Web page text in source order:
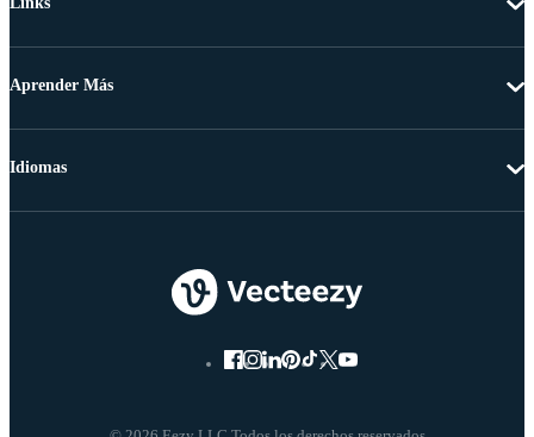
Aprender Más
Idiomas